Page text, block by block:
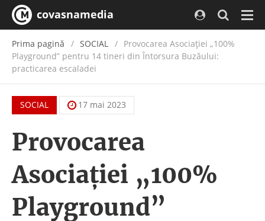
covasnamedia
Prima pagină SOCIAL
Provocarea Asociației „100%
Playground” pentru 14 tineri din Întorsura Buzăului:
practicarea escaladei
SOCIAL 17 mai 2023
Provocarea
Asociației „100%
Playground”